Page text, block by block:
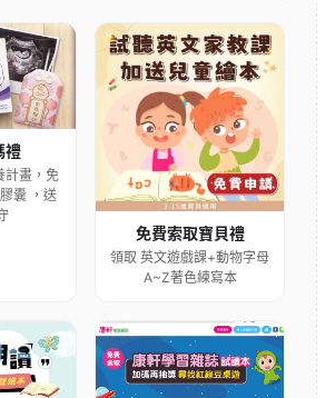
禮
計畫，免
囊 ，送
免費索取寶貝禮
領取 英文遊戲課+動物字母
A~Z著色練寫本